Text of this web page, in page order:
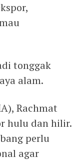
tonggak
alam.
Rachmat
hulu dan hilir.
perlu
agar